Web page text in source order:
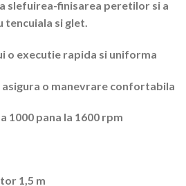
slefuirea-finisarea peretilor si a
tencuiala si glet.
o executie rapida si uniforma
asigura o manevrare confortabila
1000 pana la 1600 rpm
1,5 m